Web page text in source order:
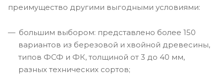
преимущество другими выгодными условиями:
большим выбором: представлено более 150
вариантов из березовой и хвойной древесины,
типов ФСФ и ФК, толщиной от 3 до 40 мм,
разных технических сортов;